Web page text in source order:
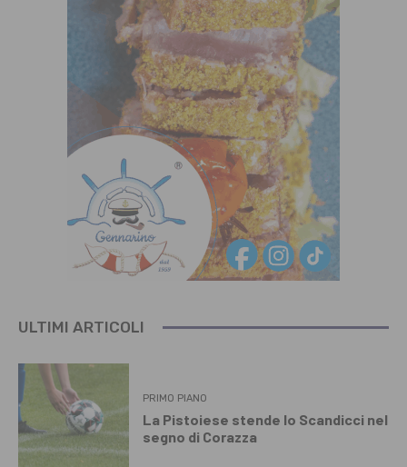
ULTIMI ARTICOLI
PRIMO PIANO
La Pistoiese stende lo Scandicci nel
segno di Corazza